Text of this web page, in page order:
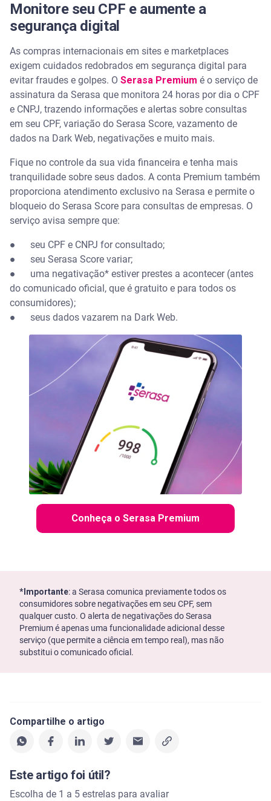
Monitore seu CPF e aumente a
segurança digital
As compras internacionais em sites e marketplaces
exigem cuidados redobrados em segurança digital para
evitar fraudes e golpes. O Serasa Premium é o serviço de
assinatura da Serasa que monitora 24 horas por dia o CPF
e CNPJ, trazendo informações e alertas sobre consultas
em seu CPF, variação do Serasa Score, vazamento de
dados na Dark Web, negativações e muito mais.
Fique no controle da sua vida financeira e tenha mais
tranquilidade sobre seus dados. A conta Premium também
proporciona atendimento exclusivo na Serasa e permite o
bloqueio do Serasa Score para consultas de empresas. O
serviço avisa sempre que:
● seu CPF e CNPJ for consultado;
● seu Serasa Score variar;
● uma negativação* estiver prestes a acontecer (antes
do comunicado oficial, que é gratuito e para todos os
consumidores);
● seus dados vazarem na Dark Web.
Conheça o Serasa Premium
*Importante: a Serasa comunica previamente todos os
consumidores sobre negativações em seu CPF, sem
qualquer custo. O alerta de negativações do Serasa
Premium é apenas uma funcionalidade adicional desse
serviço (que permite a ciência em tempo real), mas não
substitui o comunicado oficial.
Compartilhe o artigo
Este artigo foi útil?
Escolha de 1 a 5 estrelas para avaliar